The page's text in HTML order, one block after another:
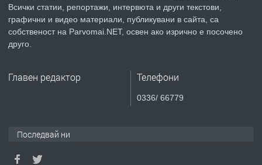
преди 1 година
ПРЕДЛАГА Уроци по Математика
Всички статии, репортажи, интервюта и други текстови,
графични и видео материали, публикувани в сайта, са
собственост на Parvomai.NET, освен ако изрично е посочено
друго.
Главен редактор Телефони
0336/ 66779
Последвай ни